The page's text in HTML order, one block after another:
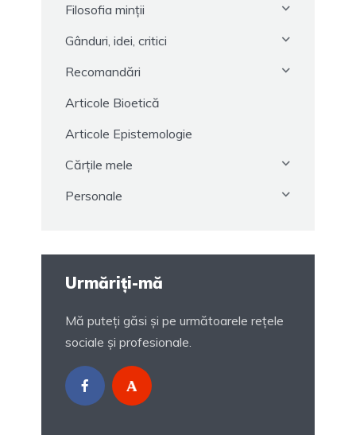
Filosofia minții
Gânduri, idei, critici
Recomandări
Articole Bioetică
Articole Epistemologie
Cărțile mele
Personale
Urmăriți-mă
Mă puteți găsi și pe următoarele rețele
sociale și profesionale.